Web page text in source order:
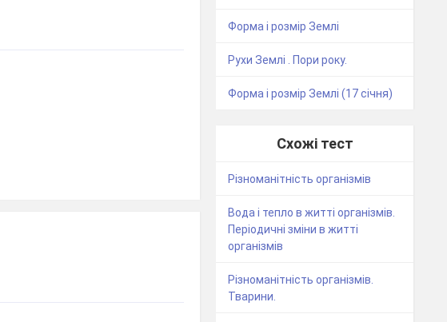
Форма і розмір Землі
Рухи Землі . Пори року.
Форма і розмір Землі (17 січня)
Схожі тест
Різноманітність організмів
Вода і тепло в житті організмів.
Періодичні зміни в житті
організмів
Різноманітність організмів.
Тварини.